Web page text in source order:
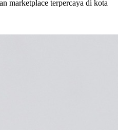
marketplace terpercaya di kota